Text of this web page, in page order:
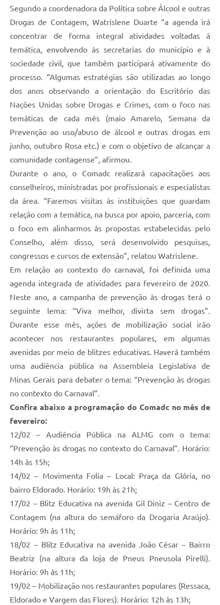
Segundo a coordenadora da Política sobre Álcool e outras
Drogas de Contagem, Watrislene Duarte “a agenda irá
concentrar de forma integral atividades voltadas à
temática, envolvendo às secretarias do município e à
sociedade civil, que também participará ativamente do
processo. “Algumas estratégias são utilizadas ao longo
dos anos observando a orientação do Escritório das
Nações Unidas sobre Drogas e Crimes, com o foco nas
temáticas de cada mês (maio Amarelo, Semana da
Prevenção ao uso/abuso de álcool e outras drogas em
junho, outubro Rosa etc.) e com o objetivo de alcançar a
comunidade contagense”, afirmou.
Durante o ano, o Comadc realizará capacitações aos
conselheiros, ministradas por profissionais e especialistas
da área. “Faremos visitas às instituições que guardam
relação com a temática, na busca por apoio, parceria, com
o foco em alinharmos às propostas estabelecidas pelo
Conselho, além disso, será desenvolvido pesquisas,
congressos e cursos de extensão”, relatou Watrislene.
Em relação ao contexto do carnaval, foi definida uma
agenda integrada de atividades para fevereiro de 2020.
Neste ano, a campanha de prevenção às drogas terá o
seguinte lema: “Viva melhor, divirta sem drogas”.
Durante esse mês, ações de mobilização social irão
acontecer nos restaurantes populares, em algumas
avenidas por meio de blitzes educativas. Haverá também
uma audiência pública na Assembleia Legislativa de
Minas Gerais para debater o tema: “Prevenção às drogas
no contexto do Carnaval”.
Confira abaixo a programação do Comadc no mês de
fevereiro:
12/02 – Audiência Pública na ALMG com o tema:
“Prevenção às drogas no contexto do Carnaval”. Horário:
14h às 15h;
14/02 – Movimenta Folia – Local: Praça da Glória, no
bairro Eldorado. Horário: 19h às 21h;
17/02 – Blitz Educativa na avenida Gil Diniz – Centro de
Contagem (na altura do semáforo da Drogaria Araújo).
Horário: 9h às 11h;
18/02 – Blitz Educativa na avenida João César – Bairro
Beatriz (na altura da loja de Pneus Pneusola Pirelli).
Horário: 9h às 11h;
19/02 – Mobilização nos restaurantes populares (Ressaca,
Eldorado e Vargem das Flores). Horário: 12h às 13h;